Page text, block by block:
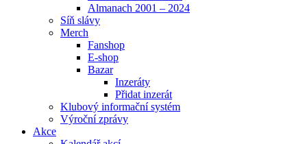
Almanach 2001 – 2024
Síň slávy
Merch
Fanshop
E-shop
Bazar
Inzeráty
Přidat inzerát
Klubový informační systém
Výroční zprávy
Akce